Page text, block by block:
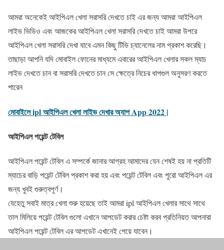
আমরা অনেকেই আইপিএল খেলা সরাসরি দেখতে চাই এর জন্য আমরা আইপিএল
লাইভ ভিডিও এবং আজকের আইপিএল খেলা সরাসরি দেখতে চাই আমরা উপরে
আইপিএল খেলা সরাসরি দেখা যাবে এমন কিছু টিভি চ্যানেলের নাম প্রকাশ করেছি।
তাছাড়া আপনি যদি মোবাইল ফোনের মাধ্যমে এবারের আইপিএল খেলার সকল ম্যাচ
লাইভ দেখতে চান বা সরাসরি দেখতে চান সে ক্ষেত্রে নিচের ধাপগুল অনুসরণ করতে
পারেন
মোবাইলে ipl আইপিএল খেলা লাইভ দেখার অ্যাপ App 2022 |
আইপিএল পয়েন্ট টেবিল
আইপিএল পয়েন্ট টেবিল এ সম্পর্কে জানার আগ্রহ আমাদের যেন শেষই হয় না প্রতিটি
ম্যাচের বাড়ি পয়েন্ট টেবিল প্রকাশ করা হয় এবং পয়েন্ট টেবিল এবং পুরো আইপিএল এর
জন্য খুবই গুরুত্বপূর্ণ।
যেহেতু সবাই মাত্র খেলা শুরু হয়েছে তাই আমরা ipl আইপিএল খেলার সাথে সাথে
তাল মিলিয়ে পয়েন্ট টেবিল গুলো এখানে আপডেট করার চেষ্টা করব প্রতিনিয়ত আপনারা
আইপিএল পয়েন্ট টেবিল এর আপডেট এখানেই পেয়ে যাবেন।